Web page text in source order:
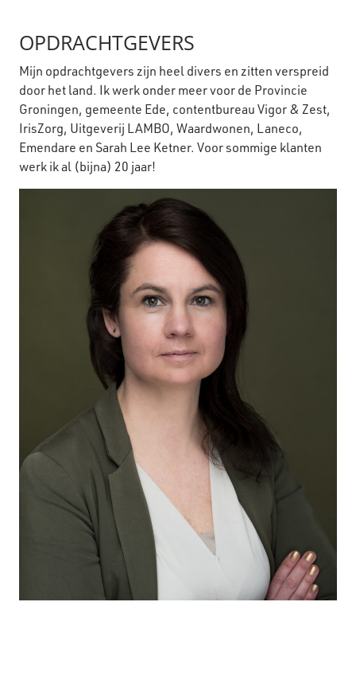
OPDRACHTGEVERS
Mijn opdrachtgevers zijn heel divers en zitten verspreid
door het land. Ik werk onder meer voor de Provincie
Groningen, gemeente Ede, contentbureau Vigor & Zest,
IrisZorg, Uitgeverij LAMBO, Waardwonen, Laneco,
Emendare en Sarah Lee Ketner. Voor sommige klanten
werk ik al (bijna) 20 jaar!